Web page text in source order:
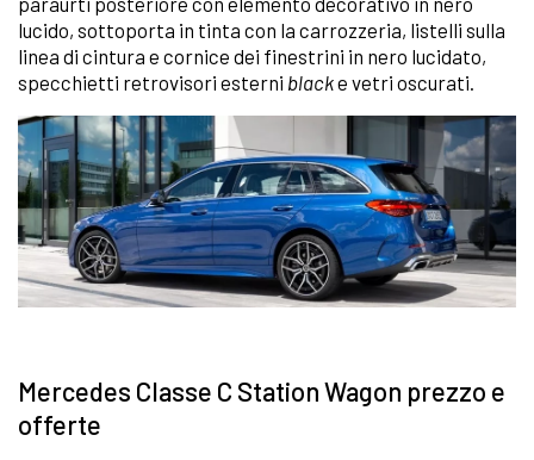
lucido, sottoporta in tinta con la carrozzeria, listelli sulla
linea di cintura e cornice dei finestrini in nero lucidato,
specchietti retrovisori esterni blacke vetri oscurati.
Mercedes Classe C Station Wagon prezzo e
offerte